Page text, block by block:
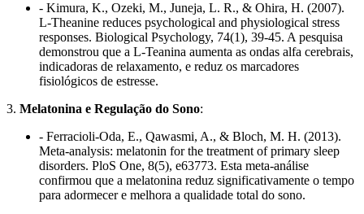
- Kimura, K., Ozeki, M., Juneja, L. R., & Ohira, H. (2007).
L-Theanine reduces psychological and physiological stress
responses. Biological Psychology, 74(1), 39-45. A pesquisa
demonstrou que a L-Teanina aumenta as ondas alfa cerebrais,
indicadoras de relaxamento, e reduz os marcadores
fisiológicos de estresse.
3. Melatonina e Regulação do Sono:
- Ferracioli-Oda, E., Qawasmi, A., & Bloch, M. H. (2013).
Meta-analysis: melatonin for the treatment of primary sleep
disorders. PloS One, 8(5), e63773. Esta meta-análise
confirmou que a melatonina reduz significativamente o tempo
para adormecer e melhora a qualidade total do sono.